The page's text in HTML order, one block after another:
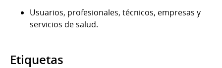
Usuarios, profesionales, técnicos, empresas y
servicios de salud.
Etiquetas